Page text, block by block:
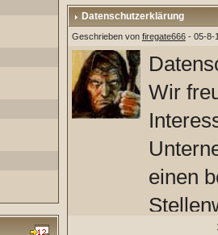
stelle
Sinn
Forum
Datenschutzerklärung
Geschrieben von firegate666- 05-8-
Wir
einen